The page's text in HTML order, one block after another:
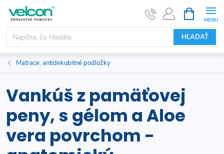
obsah
HĽADAŤ
KOŠÍK
Matrace, antidekubitné podložky
Vankúš z pamäťovej
peny, s gélom a Aloe
vera povrchom -